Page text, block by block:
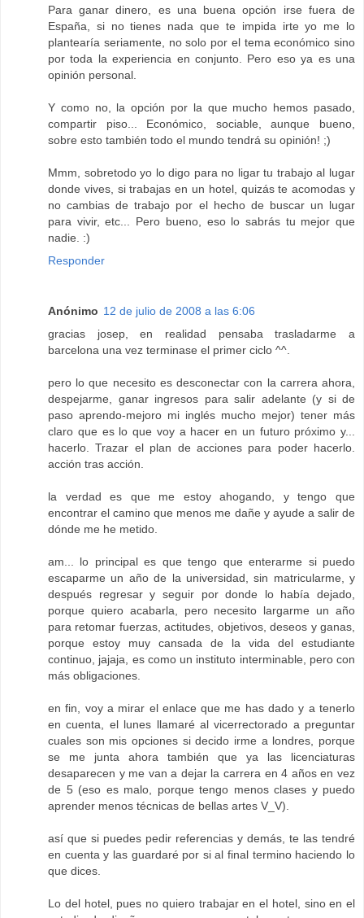
Para ganar dinero, es una buena opción irse fuera de
España, si no tienes nada que te impida irte yo me lo
plantearía seriamente, no solo por el tema económico sino
por toda la experiencia en conjunto. Pero eso ya es una
opinión personal.
Y como no, la opción por la que mucho hemos pasado,
compartir piso... Económico, sociable, aunque bueno,
sobre esto también todo el mundo tendrá su opinión! ;)
Mmm, sobretodo yo lo digo para no ligar tu trabajo al lugar
donde vives, si trabajas en un hotel, quizás te acomodas y
no cambias de trabajo por el hecho de buscar un lugar
para vivir, etc... Pero bueno, eso lo sabrás tu mejor que
nadie. :)
Responder
Anónimo 12 de julio de 2008 a las 6:06
gracias josep, en realidad pensaba trasladarme a
barcelona una vez terminase el primer ciclo ^^.
pero lo que necesito es desconectar con la carrera ahora,
despejarme, ganar ingresos para salir adelante (y si de
paso aprendo-mejoro mi inglés mucho mejor) tener más
claro que es lo que voy a hacer en un futuro próximo y...
hacerlo. Trazar el plan de acciones para poder hacerlo.
acción tras acción.
la verdad es que me estoy ahogando, y tengo que
encontrar el camino que menos me dañe y ayude a salir de
dónde me he metido.
am... lo principal es que tengo que enterarme si puedo
escaparme un año de la universidad, sin matricularme, y
después regresar y seguir por donde lo había dejado,
porque quiero acabarla, pero necesito largarme un año
para retomar fuerzas, actitudes, objetivos, deseos y ganas,
porque estoy muy cansada de la vida del estudiante
continuo, jajaja, es como un instituto interminable, pero con
más obligaciones.
en fin, voy a mirar el enlace que me has dado y a tenerlo
en cuenta, el lunes llamaré al vicerrectorado a preguntar
cuales son mis opciones si decido irme a londres, porque
se me junta ahora también que ya las licenciaturas
desaparecen y me van a dejar la carrera en 4 años en vez
de 5 (eso es malo, porque tengo menos clases y puedo
aprender menos técnicas de bellas artes V_V).
así que si puedes pedir referencias y demás, te las tendré
en cuenta y las guardaré por si al final termino haciendo lo
que dices.
Lo del hotel, pues no quiero trabajar en el hotel, sino en el